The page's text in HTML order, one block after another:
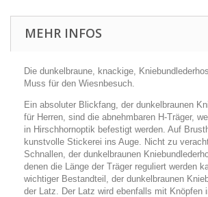
MEHR INFOS
Die dunkelbraune, knackige,
Muss für den Wiesnbesuch.
Ein absoluter Blickfang, der dunkelbraunen
für Herren, sind die abnehmbaren H-Träger,
in Hirschhornoptik befestigt werden. Auf
kunstvolle Stickerei ins Auge. Nicht zu
Schnallen, der dunkelbraunen
denen die Länge der Träger reguliert werden
wichtiger Bestandteil, der dunkelbraunen
der Latz. Der Latz wird ebenfalls mit Knöpfen